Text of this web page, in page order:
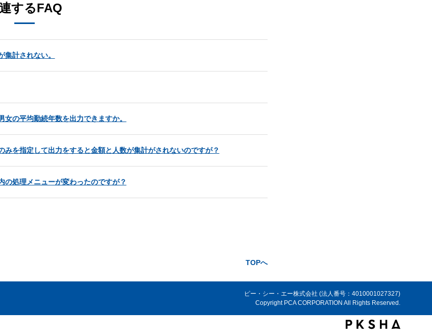
するFAQ
計されない。
の平均勤続年数を出力できますか。
を指定して出力をすると金額と人数が集計がされないのですが？
の処理メニューが変わったのですが？
TOPへ
ピー・シー・エー株式会社 (法人番号：4010001027327)
Copyright PCA CORPORATION All Rights Reserved.